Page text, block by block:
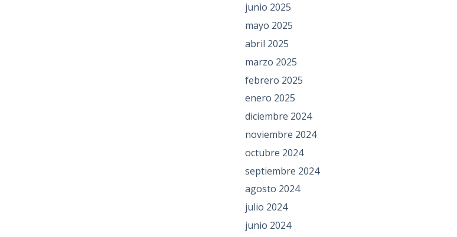
junio 2025
mayo 2025
abril 2025
marzo 2025
febrero 2025
enero 2025
diciembre 2024
noviembre 2024
octubre 2024
septiembre 2024
agosto 2024
julio 2024
junio 2024